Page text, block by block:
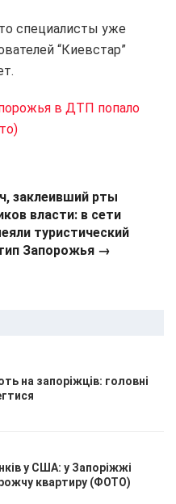
специалисты уже
“Киевстар”
в ДТП попало
заклеивший рты
власти: в сети
туристический
Запорожья →
на запоріжців: головні
у США: у Запоріжжі
квартиру (ФОТО)